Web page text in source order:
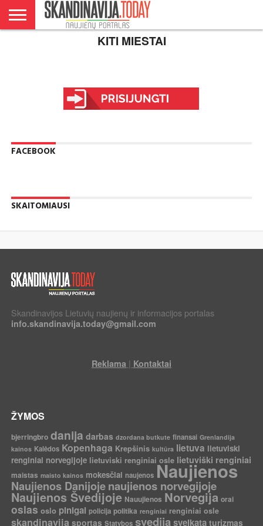
KITI MIESTAI
FACEBOOK
SKAITOMIAUSI
Skandinavijos Lietuvių naujienų ir informacijos portalas
info.skandinavija.today@gmail.com
Reklama | Kontaktai
ŽYMOS
bjerringbro danija darbas dzordana butkute finansai Grenlandija
kainos Kalėdos Kopenhaga Krepšinis kultūra lietuva lietuviski
renginiai norvegijoje lietuviski renginiai osle lietuviški renginiai
maistas maisto kainos mokesčiai naujenos Naujienos
Naujienos Danijojenaujienos norvegijoje
Naujienos Švedijoje Nauujienos Norvegija orai
oslas oslo pinigai policija politika renginiai renginiai osle
skandinavija sportas Statybos svedijasveikata turizmas